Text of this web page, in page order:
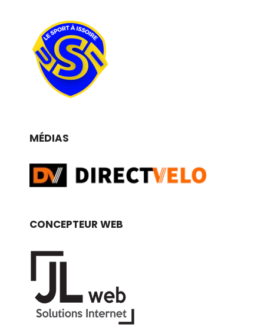
MÉDIAS
CONCEPTEUR WEB